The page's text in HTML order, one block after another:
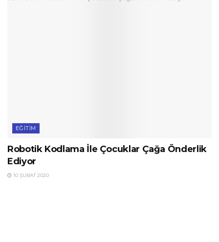
EĞITIM
Robotik Kodlama İle Çocuklar Çağa Önderlik
Ediyor
10 ŞUBAT 2020